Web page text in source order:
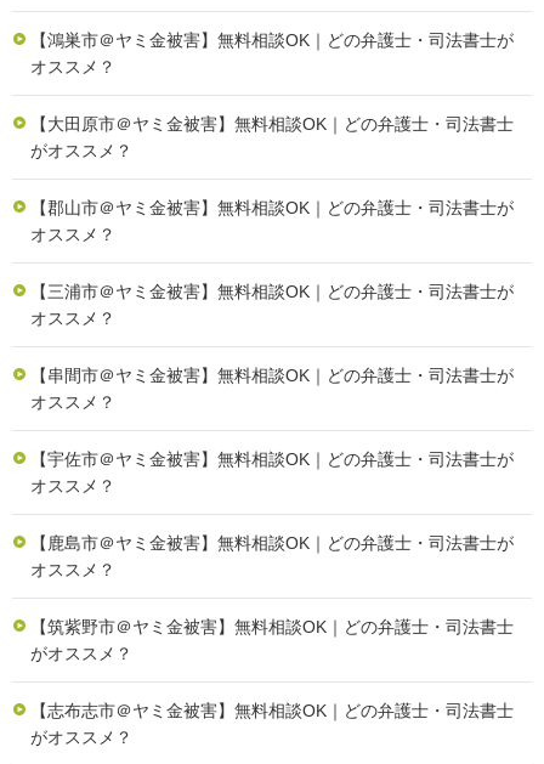
【鴻巣市＠ヤミ金被害】無料相談OK｜どの弁護士・司法書士が
オススメ？
【大田原市＠ヤミ金被害】無料相談OK｜どの弁護士・司法書士
がオススメ？
【郡山市＠ヤミ金被害】無料相談OK｜どの弁護士・司法書士が
オススメ？
【三浦市＠ヤミ金被害】無料相談OK｜どの弁護士・司法書士が
オススメ？
【串間市＠ヤミ金被害】無料相談OK｜どの弁護士・司法書士が
オススメ？
【宇佐市＠ヤミ金被害】無料相談OK｜どの弁護士・司法書士が
オススメ？
【鹿島市＠ヤミ金被害】無料相談OK｜どの弁護士・司法書士が
オススメ？
【筑紫野市＠ヤミ金被害】無料相談OK｜どの弁護士・司法書士
がオススメ？
【志布志市＠ヤミ金被害】無料相談OK｜どの弁護士・司法書士
がオススメ？